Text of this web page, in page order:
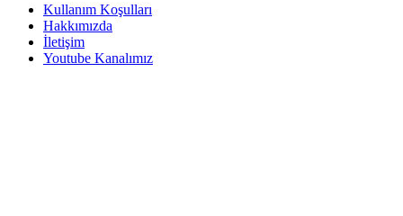
Kullanım Koşulları
Hakkımızda
İletişim
Youtube Kanalımız